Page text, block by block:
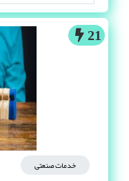
21
خدمات صنعتی